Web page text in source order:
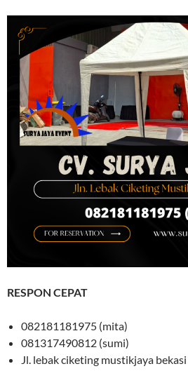
RESPON CEPAT
082181181975 (mita)
081317490812 (sumi)
Jl. lebak ciketing mustikjaya bekasi